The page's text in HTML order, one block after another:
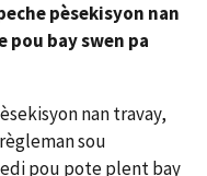
pèsekisyon nan
bay swen pa
nan travay,
sou
pou pote plent bay